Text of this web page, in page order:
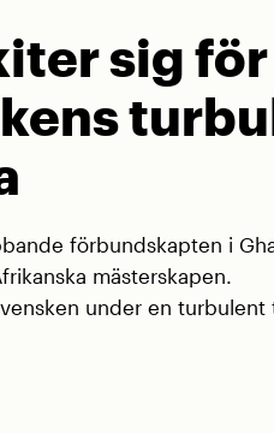
sig för
förbundskapten i
mästerskapen.
under en